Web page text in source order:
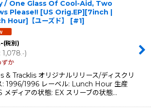
/ One Glass Of Cool-Aid, Two
Please!! [US Orig.EP][7inch |
Hour]【ユーズド】
[#1]
(税別)
1,078 .-)
ずか
& Tracklis オリジナルリリース/ディスクリ
: 1996/1996 レーベル: Lunch Hour 生産
メディアの状態: EX スリーブの状態…